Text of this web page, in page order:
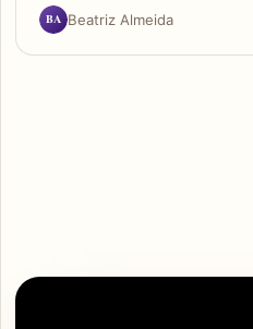
BA Beatriz Almeida